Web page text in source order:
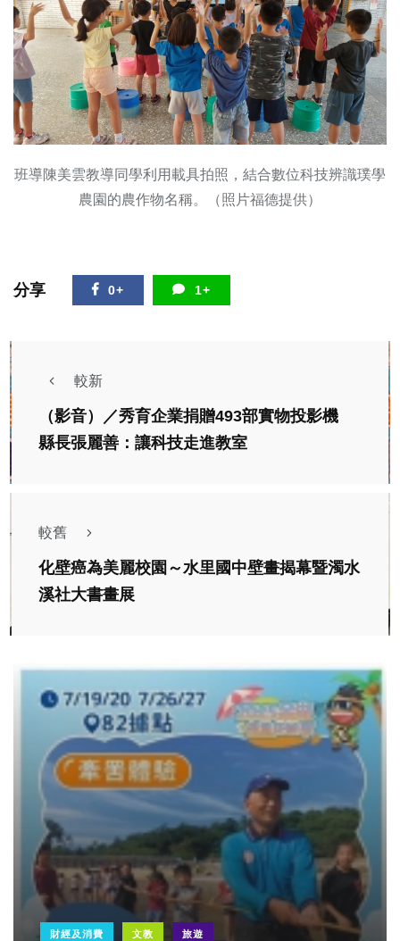
班導陳美雲教導同學利用載具拍照，結合數位科技辨識璞學
農園的農作物名稱。（照片福德提供）
分享 0+ 1+
較新
（影音）／秀育企業捐贈493部實物投影機
縣長張麗善：讓科技走進教室
較舊
化壁癌為美麗校園～水里國中壁畫揭幕暨濁水
溪社大書畫展
財經及消費 文教 旅遊